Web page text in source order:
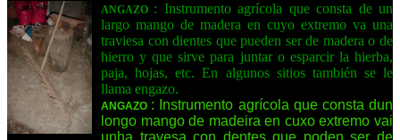
ANGAZO : Instrumento agrícola que consta de un
largo mango de madera en cuyo extremo va una
traviesa con dientes que pueden ser de madera o de
hierro y que sirve para juntar o esparcir la hierba,
paja, hojas, etc. En algunos sitios también se le
llama engazo.
ANGAZO : Instrumento agrícola que consta dun
longo mango de madeira en cuxo extremo vai
unha travesa con dentes que poden ser de